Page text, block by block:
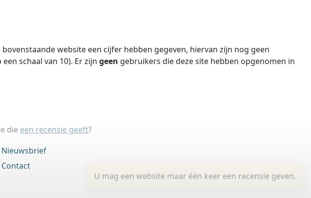
bovenstaande website een cijfer hebben gegeven, hiervan zijn nog geen
een schaal van 10). Er zijn geen gebruikers die deze site hebben opgenomen in
die een recensie geeft?
U mag een website maar één keer een recensie geven.
Nieuwsbrief
Contact